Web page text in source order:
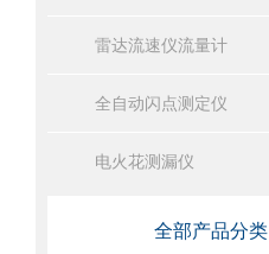
雷达流速仪流量计
全自动闪点测定仪
电火花测漏仪
全部产品分类